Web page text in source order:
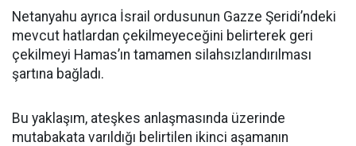
Netanyahu ayrıca İsrail ordusunun Gazze Şeridi’ndeki
mevcut hatlardan çekilmeyeceğini belirterek geri
çekilmeyi Hamas’ın tamamen silahsızlandırılması
şartına bağladı.
Bu yaklaşım, ateşkes anlaşmasında üzerinde
mutabakata varıldığı belirtilen ikinci aşamanın